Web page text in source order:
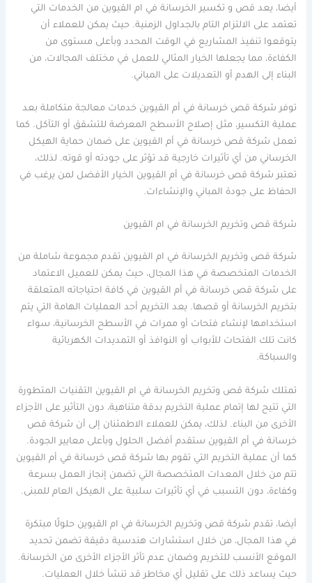
أيضا، يعد قص و تكسير الخرسانة في ام القيوين من الخدمات التي
تعتمد على الالتزام التام بالجداول الزمنية. حيث يمكن للعملاء أن
يتوقعوا تنفيذ المشاريع في الوقت المحدد وبأعلى مستوى من
الكفاءة، مما يجعلها الخيار المثالي للعمل في مختلف المجالات، من
البناء إلى الهدم أو التعديلات على المباني.
توفر شركة قص خرسانة في أم القيوين خدمات معالجة متكاملة بعد
عملية التكسير، مثل إصلاح الأسطح المعرضة للتشقق أو التآكل. كما
تعمل شركة قص خرسانة في أم القيوين على ضمان حماية الهيكل
الخرساني من أي تأثيرات خارجية قد تؤثر على جودته أو قوته. لذلك،
تعتبر شركة قص خرسانة في أم القيوين الخيار الأفضل لمن يرغب في
الحفاظ على جودة المباني والإنشاءات.
شركة قص وتخريم الخرسانة في ام القيوين
شركة قص وتخريم الخرسانة في ام القيوين تقدم مجموعة شاملة من
الخدمات المتخصصة في هذا المجال، حيث يمكن للعميل الاعتماد
على شركة قص خرسانة في أم القيوين في كافة احتياجاته المتعلقة
بتخريم الخرسانة أو قصها. يعد التخريم أحد العمليات الهامة التي يتم
استخدامها لإنشاء فتحات أو ممرات في الأسطح الخرسانية، سواء
كانت تلك الفتحات للأبواب أو النوافذ أو التمديدات الكهربائية
والسباكة.
تمتلك شركة قص وتخريم الخرسانة في ام القيوين التقنيات المتطورة
التي تتيح لها إتمام عملية التخريم بدقة متناهية، دون التأثير على الأجزاء
الأخرى من البناء. لذلك، يمكن للعملاء الاطمئنان إلى أن شركة قص
خرسانة في أم القيوين ستقدم أفضل الحلول وبأعلى معايير الجودة.
كما أن عملية التخريم التي تقوم بها شركة قص خرسانة في أم القيوين
تتم من خلال المعدات المتخصصة التي تضمن إنجاز العمل بسرعة
وكفاءة، دون التسبب في أي تأثيرات سلبية على الهيكل العام للمبنى.
أيضا، تقدم شركة قص وتخريم الخرسانة في ام القيوين حلولًا مبتكرة
في هذا المجال، من خلال استشارات هندسية دقيقة تضمن تحديد
الموقع الأنسب للتخريم وضمان عدم تأثر الأجزاء الأخرى من الخرسانة.
حيث يساعد ذلك على تقليل أي مخاطر قد تنشأ خلال العمليات.